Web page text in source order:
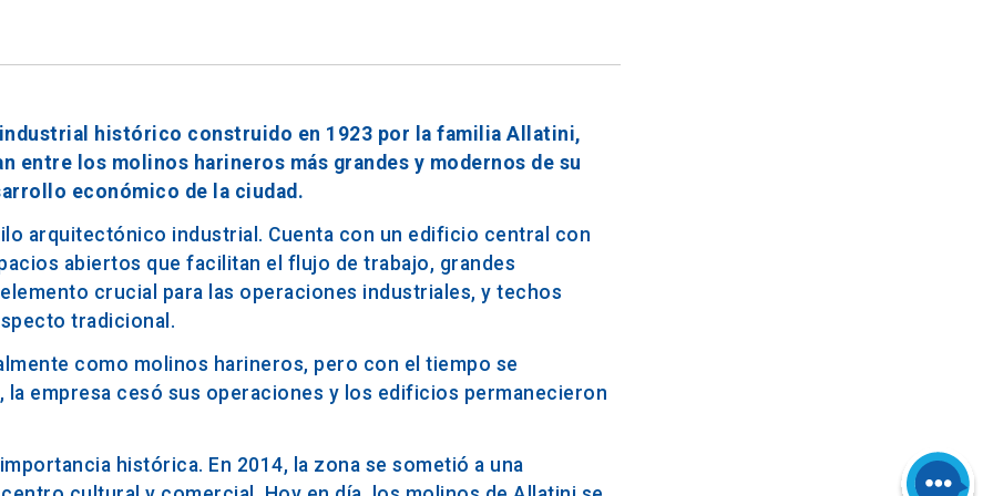
histórico construido en 1923 por la familia Allatini,
entre los molinos harineros más grandes y modernos de su
económico de la ciudad.
arquitectónico industrial. Cuenta con un edificio central con
abiertos que facilitan el flujo de trabajo, grandes
crucial para las operaciones industriales, y techos
tradicional.
como molinos harineros, pero con el tiempo se
empresa cesó sus operaciones y los edificios permanecieron
histórica. En 2014, la zona se sometió a una